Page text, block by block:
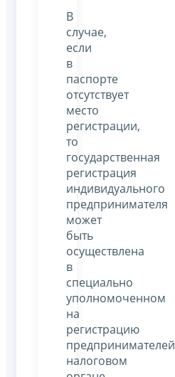
В
случае,
если
в
паспорте
отсутствует
место
регистрации,
то
государственная
регистрация
индивидуального
предпринимателя
может
быть
осуществлена
в
специально
уполномоченном
на
регистрацию
предпринимателей
налоговом